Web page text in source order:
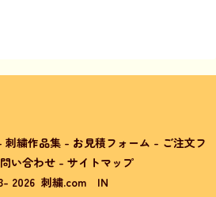
刺繍作品集 - お見積フォーム - ご注文フ
い合わせ - サイトマップ
2026 刺繍.com IN